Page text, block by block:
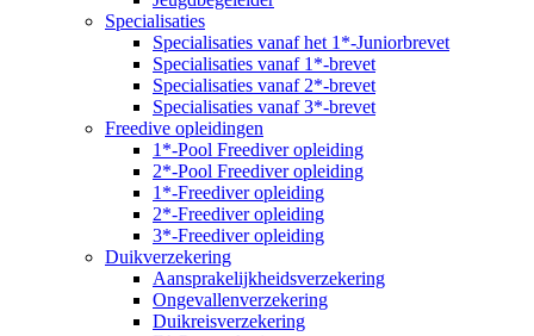
Specialisaties
Specialisaties vanaf het 1*-Juniorbrevet
Specialisaties vanaf 1*-brevet
Specialisaties vanaf 2*-brevet
Specialisaties vanaf 3*-brevet
Freedive opleidingen
1*-Pool Freediver opleiding
2*-Pool Freediver opleiding
1*-Freediver opleiding
2*-Freediver opleiding
3*-Freediver opleiding
Duikverzekering
Aansprakelijkheidsverzekering
Ongevallenverzekering
Duikreisverzekering